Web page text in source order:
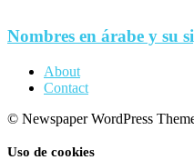
Nombres en árabe y su
About
Contact
© Newspaper WordPress
Uso de cookies